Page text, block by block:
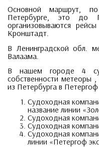
Основной маршрут,
Петербурге, это до
организовываются
Кронштадт.
В Ленинградской обл.
Валаама.
В нашем городе 4
собственности метеоры
из Петербурга в
Судоходная
название линии
Судоходная
Судоходная
Судоходная
линии «Петергоф